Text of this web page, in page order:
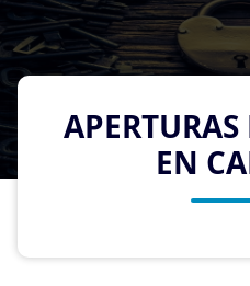
APERTURAS
EN